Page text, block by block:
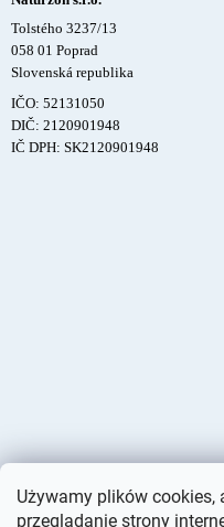
Używamy plików
przeglądanie strony
Tolstého 3237/13
058 01 Poprad
Slovenská republika
IČO: 52131050
DIČ: 2120901948
IČ DPH: SK2120901948